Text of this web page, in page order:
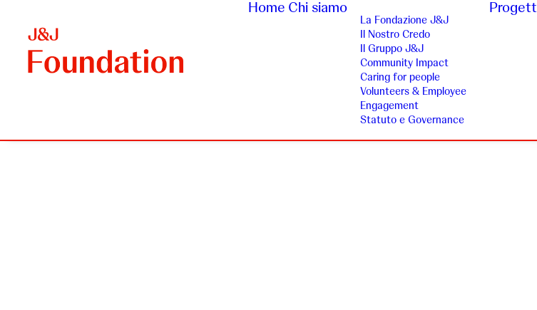
Home Chi siamo
La Fondazione J&J
Il Nostro Credo
Il Gruppo J&J
Community Impact
Caring for people
Volunteers & Employee
Engagement
Statuto e Governance